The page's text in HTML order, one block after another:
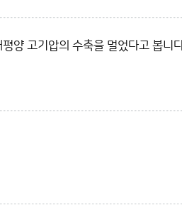
양 고기압의 수축을 멀었다고 봅니